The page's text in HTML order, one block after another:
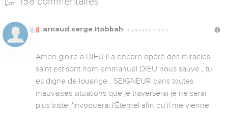
arnaud serge Hobbah Il y a 8 ans, 10 mois
Amen gloire a DIEU il a encore opéré des miracles
saint est sont nom emmanuel DIEU nous sauve , tu
es digne de louange . SEIGNEUR dans toutes
mauvaises situations que je traverserai je ne serai
plus triste j'invoquerai l'Éternel afin qu'il me vienne